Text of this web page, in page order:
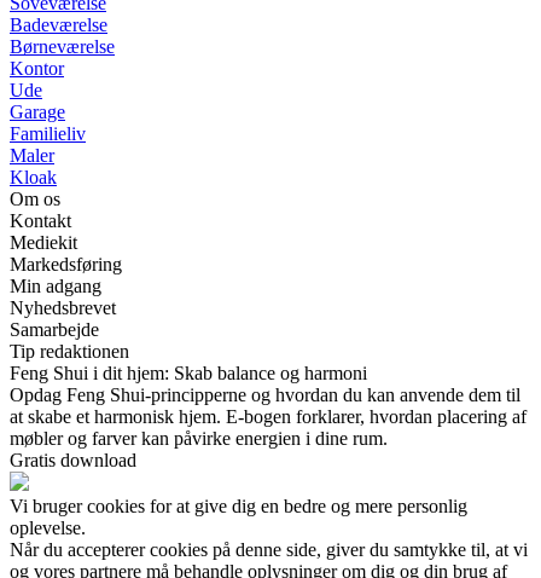
Badeværelse
Børneværelse
Kontor
Ude
Garage
Familieliv
Maler
Kloak
Om os
Kontakt
Mediekit
Markedsføring
Min adgang
Nyhedsbrevet
Samarbejde
Tip redaktionen
Feng Shui i dit hjem: Skab balance og harmoni
Opdag Feng Shui-principperne og hvordan du kan anvende dem til
at skabe et harmonisk hjem. E-bogen forklarer, hvordan placering af
møbler og farver kan påvirke energien i dine rum.
Gratis download
Vi bruger cookies for at give dig en bedre og mere personlig
oplevelse.
Når du accepterer cookies på denne side, giver du samtykke til, at vi
og vores partnere må behandle oplysninger om dig og din brug af